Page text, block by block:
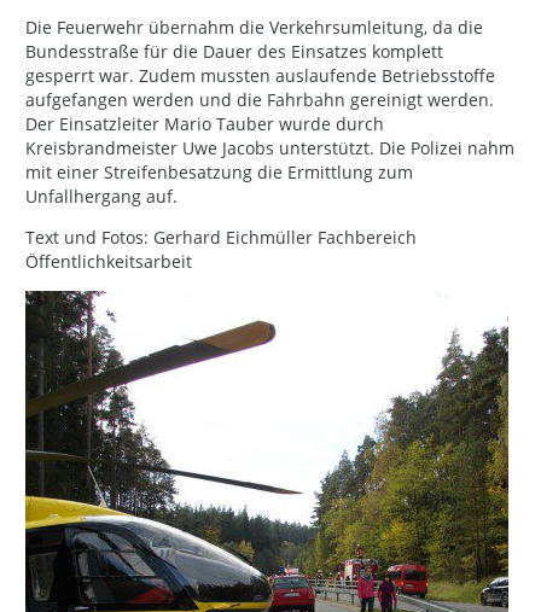
Die Feuerwehr übernahm die Verkehrsumleitung, da die
Bundesstraße für die Dauer des Einsatzes komplett
gesperrt war. Zudem mussten auslaufende Betriebsstoffe
aufgefangen werden und die Fahrbahn gereinigt werden.
Der Einsatzleiter Mario Tauber wurde durch
Kreisbrandmeister Uwe Jacobs unterstützt. Die Polizei nahm
mit einer Streifenbesatzung die Ermittlung zum
Unfallhergang auf.
Text und Fotos: Gerhard Eichmüller Fachbereich
Öffentlichkeitsarbeit